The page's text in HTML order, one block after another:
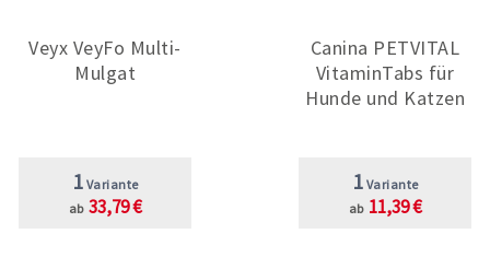
Veyx VeyFo Multi-
Mulgat
1 Variante
ab 33,79 €
Canina PETVITAL
VitaminTabs für
Hunde und Katzen
1 Variante
ab 11,39 €